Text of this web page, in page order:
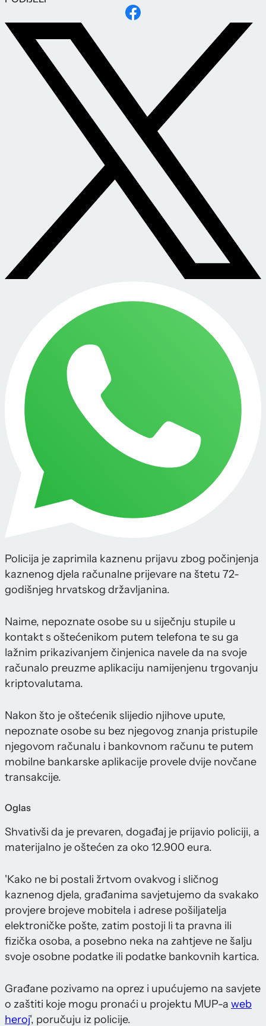
Policija je zaprimila kaznenu prijavu zbog počinjenja
kaznenog djela računalne prijevare na štetu 72-
godišnjeg hrvatskog državljanina.
Naime, nepoznate osobe su u siječnju stupile u
kontakt s oštećenikom putem telefona te su ga
lažnim prikazivanjem činjenica navele da na svoje
računalo preuzme aplikaciju namijenjenu trgovanju
kriptovalutama.
Nakon što je oštećenik slijedio njihove upute,
nepoznate osobe su bez njegovog znanja pristupile
njegovom računalu i bankovnom računu te putem
mobilne bankarske aplikacije provele dvije novčane
transakcije.
Oglas
Shvativši da je prevaren, događaj je prijavio policiji, a
materijalno je oštećen za oko 12.900 eura.
'Kako ne bi postali žrtvom ovakvog i sličnog
kaznenog djela, građanima savjetujemo da svakako
provjere brojeve mobitela i adrese pošiljatelja
elektroničke pošte, zatim postoji li ta pravna ili
fizička osoba, a posebno neka na zahtjeve ne šalju
svoje osobne podatke ili podatke bankovnih kartica.
Građane pozivamo na oprez i upućujemo na savjete
o zaštiti koje mogu pronaći u projektu MUP-a web
heroj', poručuju iz policije.